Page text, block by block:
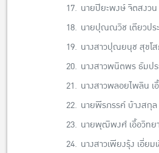
17. นายปิยะพงษ์ จิตสงวน
18. นายปุณณวิช เตียวปร
19. นางสาวปุณยนุช สุขโ
20. นางสาวพนิตพร ธัมป
21. นางสาวพลอยไพลิน เ
22. นายพีรภรรค์ บ้างสกุล
23. นายพุฒิพงศ์ เอื้อวิทย
24. นางสาวเพียงรุ้ง เอี่ยม